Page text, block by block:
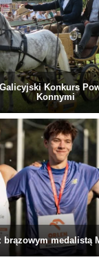
Konkurs
Konnymi
brązowym medalistą